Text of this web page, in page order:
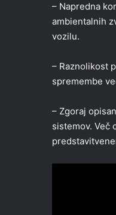
– Napredna
ambientalnih
vozilu.
– Raznolikost
spremembe
– Zgoraj
sistemov. Več